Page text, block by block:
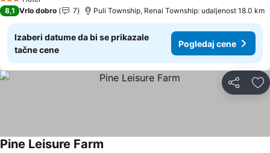
3 Zvezdice
8,1 Vrlo dobro 7 Puli Township, Renai Township: udaljenost 18.0 km
Izaberi datume da bi se prikazale
tačne cene
Pogledaj cene
Deli
Pine Leisure Farm